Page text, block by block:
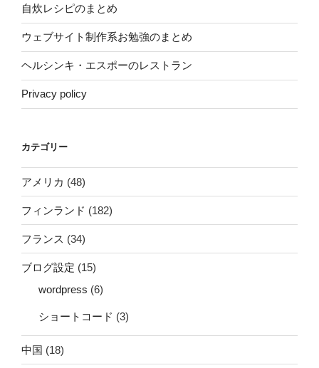
自炊レシピのまとめ
ウェブサイト制作系お勉強のまとめ
ヘルシンキ・エスポーのレストラン
Privacy policy
カテゴリー
アメリカ (48)
フィンランド (182)
フランス (34)
ブログ設定 (15)
wordpress (6)
ショートコード (3)
中国 (18)